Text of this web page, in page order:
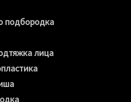
подбородка
лица